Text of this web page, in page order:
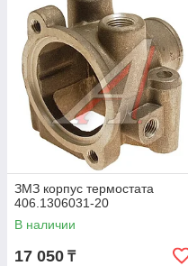
ЗМЗ корпус термостата
406.1306031-20
В наличии
17 050 ₸